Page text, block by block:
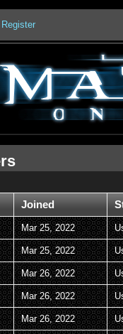
Register
Joined
Mar 25, 2022
Mar 25, 2022
Mar 26, 2022
Mar 26, 2022
Mar 26, 2022